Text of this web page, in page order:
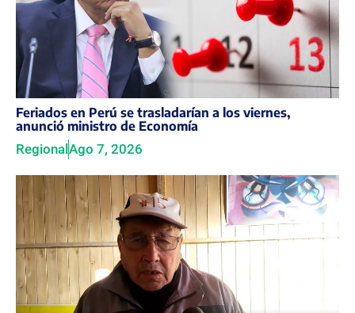
Feriados en Perú se trasladarían a los viernes,
anunció ministro de Economía
RegionalAgo 7, 2026